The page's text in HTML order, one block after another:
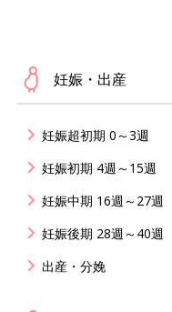
妊娠・出産
妊娠超初期 0～3週
妊娠初期 4週～15週
妊娠中期 16週～27週
妊娠後期 28週～40週
出産・分娩